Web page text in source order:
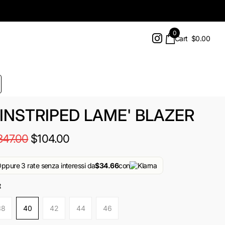
Cart
0
$0.00
LAME' BLAZER
$104.00
3 rate senza interessi da$34.66con
40 42 44 46